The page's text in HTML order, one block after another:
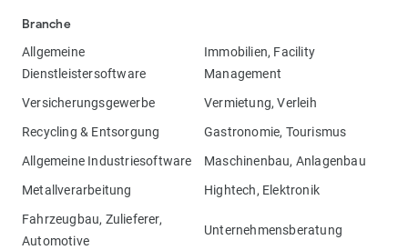
Branche
Allgemeine
Dienstleistersoftware
Immobilien, Facility
Management
Versicherungsgewerbe
Vermietung, Verleih
Recycling & Entsorgung
Gastronomie, Tourismus
Allgemeine Industriesoftware
Maschinenbau, Anlagenbau
Metallverarbeitung
Hightech, Elektronik
Fahrzeugbau, Zulieferer,
Automotive
Unternehmensberatung